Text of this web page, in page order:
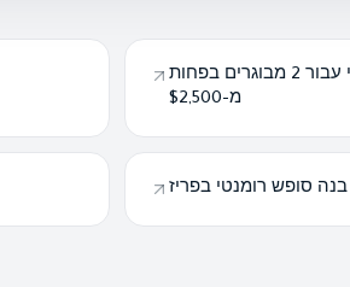
תכנן טיול של 7 ימים לבאלי עבור 2 מבוגרים בפחות
מ-$2,500
בנה סופש רומנטי בפריז